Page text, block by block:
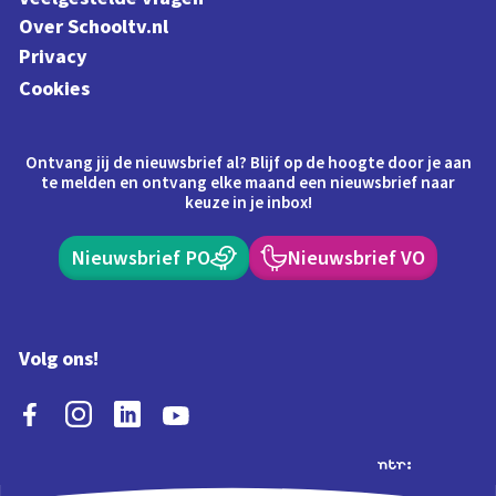
Over Schooltv.nl
Privacy
Cookies
Ontvang jij de nieuwsbrief al? Blijf op de hoogte door je aan
te melden en ontvang elke maand een nieuwsbrief naar
keuze in je inbox!
Nieuwsbrief PO Nieuwsbrief VO
Volg ons!